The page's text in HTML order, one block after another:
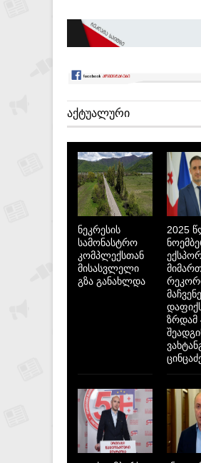
ᲐᲥᲢᲣᲐᲚᲣᲠᲘ
ნეკრესის
სამონასტრო
კომპლექსთან
მისასვლელი
გზა განახლდა
2025
ზრდამ